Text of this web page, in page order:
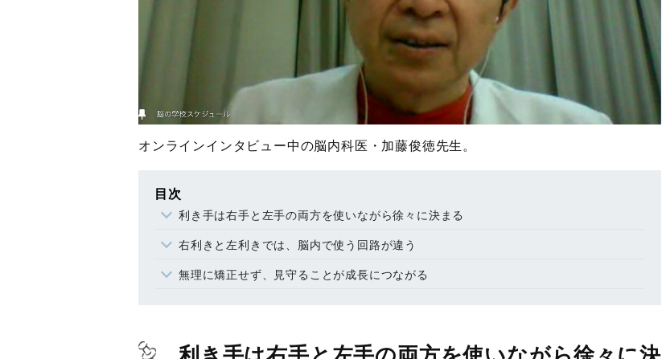
オンラインインタビュー中の脳内科医・加藤俊徳先生。
目次
利き手は右手と左手の両方を使いながら徐々に決まる
右利きと左利きでは、脳内で使う回路が違う
無理に矯正せず、見守ることが成長につながる